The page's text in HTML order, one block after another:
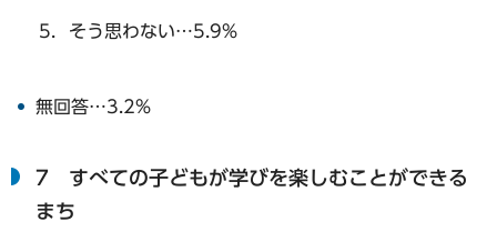
そう思わない…5.9%
無回答…3.2%
7 すべての子どもが学びを楽しむことができる
まち